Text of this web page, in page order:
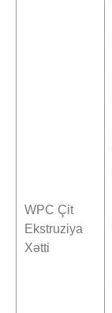
WPC Çit
Ekstruziya
Xətti